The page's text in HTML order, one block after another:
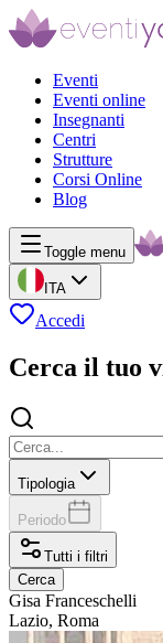
Eventi
Eventi online
Insegnanti
Centri
Strutture
Corsi Online
Blog
Toggle menu
ITA
Accedi
Cerca il tuo
Tipologia
Periodo
Tutti i filtri
Cerca
Gisa Franceschelli
Lazio, Roma